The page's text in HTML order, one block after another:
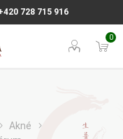
728 715 916
0
Akné